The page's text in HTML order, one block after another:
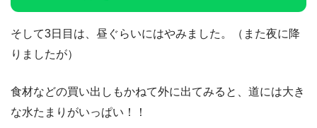
そして3日目は、昼ぐらいにはやみました。（また夜に降
りましたが）
食材などの買い出しもかねて外に出てみると、道には大き
な水たまりがいっぱい！！